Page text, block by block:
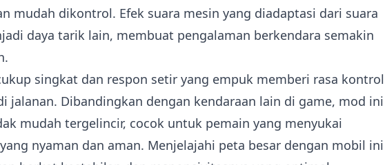
mudah dikontrol. Efek suara mesin yang diadaptasi dari suara
daya tarik lain, membuat pengalaman berkendara semakin
singkat dan respon setir yang empuk memberi rasa kontrol
jalanan. Dibandingkan dengan kendaraan lain di game, mod ini
mudah tergelincir, cocok untuk pemain yang menyukai
nyaman dan aman. Menjelajahi peta besar dengan mobil ini